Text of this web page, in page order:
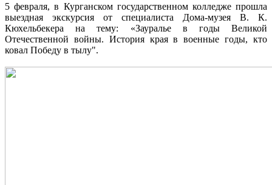
5 февраля, в Курганском государственном колледже прошла
выездная экскурсия от специалиста Дома-музея В. К.
Кюхельбекера на тему: «Зауралье в годы Великой
Отечественной войны. История края в военные годы, кто
ковал Победу в тылу".